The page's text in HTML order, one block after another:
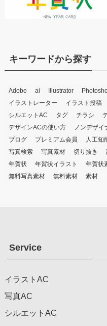
キーワードから探す
Adobe ai Illustrator
イラストレーター
イラスト投稿
シルエットAC
タグ チラシ
デザインACの使い方
ノンデザイ
ブログ
プレミアム会員 人工知
写真検索
写真素材 切り抜き
年賀状
年賀状イラスト 年賀状
無料写真素材
無料素材 素材
Service
イラストAC
写真AC
シルエットAC